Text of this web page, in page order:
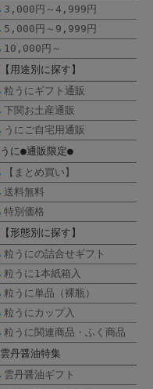
3,000円～4,999円
5,000円～9,999円
10,000円～
【用途別に探す】
粒うにギフト通販
下関お土産通販
うにご自宅用通販
うに●通販限定●
【まとめ買い】
送料無料
特別価格
【形態別に探す】
粒うにの詰合せギフト
粒うに1本紙箱入
粒うに単品（裸瓶）
粒うにカップ入
粒うに関連商品・ふく商品
雲丹醤油特集
雲丹醤油ギフト